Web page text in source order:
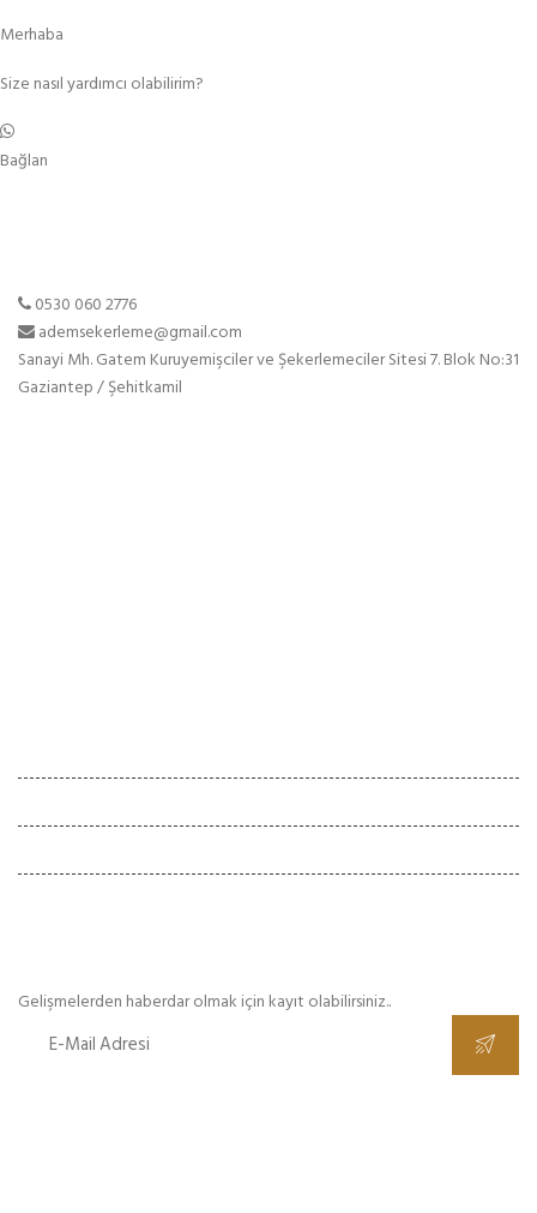
Merhaba
Size nasıl yardımcı olabilirim?
Bağlan
0530 060 2776
ademsekerleme@gmail.com
Sanayi Mh. Gatem Kuruyemişciler ve Şekerlemeciler Sitesi 7. Blok No:31
Gaziantep / Şehitkamil
Gelişmelerden haberdar olmak için kayıt olabilirsiniz..